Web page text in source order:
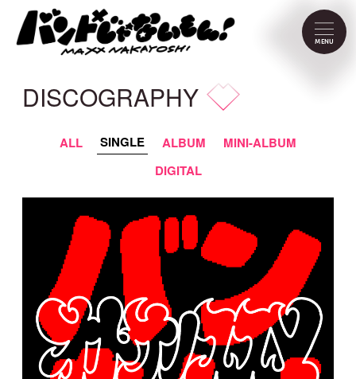
MENU
NEWS
DISCOGRAPHY
CONTACT
FC Menu
DISCOGRAPHY
ALL SINGLE ALBUM
MINI-ALBUM
DIGITAL